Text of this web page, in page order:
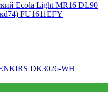
Ecola Light MR16 DL90
FU1611EFY